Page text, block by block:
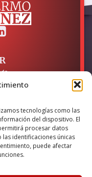
tecnologías como las
del dispositivo. El
procesar datos
identificaciones únicas
puede afectar
bono Kit Digital y lo ha
– NextGeneration EU